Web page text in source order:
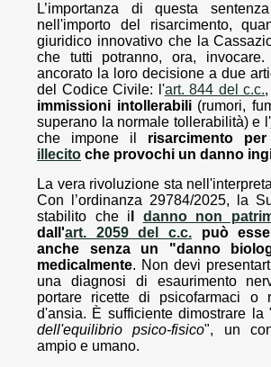
L’importanza di questa
nell'importo del risarcimento,
giuridico innovativo che la
che tutti potranno, ora,
ancorato la loro decisione a due
del Codice Civile: l'art. 844 del c.c.
immissioni intollerabili (rumori,
superano la normale tollerabilità) e l'
che impone il risarcimento
illecito che provochi un danno
La vera rivoluzione sta
Con l’ordinanza 29784/2025, la
stabilito che i
danno non
dall'art. 2059 del c.c. può
anche senza un "danno
medicalmente. Non devi
una diagnosi di esaurimento
portare ricette di psicofarmaci o
d'ansia. È sufficiente dimostrare la
dell'equilibrio psico-fisico", un
ampio e umano.